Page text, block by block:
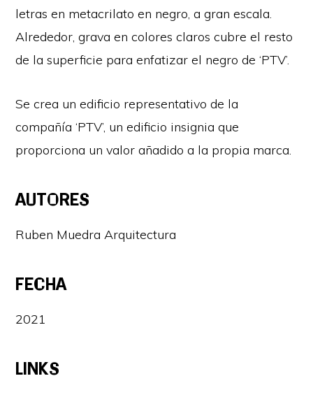
letras en metacrilato en negro, a gran escala.
Alrededor, grava en colores claros cubre el resto
de la superficie para enfatizar el negro de ‘PTV’.
Se crea un edificio representativo de la
compañía ‘PTV’, un edificio insignia que
proporciona un valor añadido a la propia marca.
AUTORES
Ruben Muedra Arquitectura
FECHA
2021
LINKS